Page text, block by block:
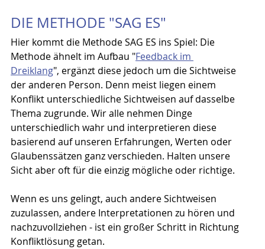
DIE METHODE "SAG ES"
Hier kommt die Methode SAG ES ins Spiel: Die
Methode ähnelt im Aufbau "Feedback im
Dreiklang", ergänzt diese jedoch um die Sichtweise
der anderen Person. Denn meist liegen einem
Konflikt unterschiedliche Sichtweisen auf dasselbe
Thema zugrunde. Wir alle nehmen Dinge
unterschiedlich wahr und interpretieren diese
basierend auf unseren Erfahrungen, Werten oder
Glaubenssätzen ganz verschieden. Halten unsere
Sicht aber oft für die einzig mögliche oder richtige.
Wenn es uns gelingt, auch andere Sichtweisen
zuzulassen, andere Interpretationen zu hören und
nachzuvollziehen - ist ein großer Schritt in Richtung
Konfliktlösung getan.